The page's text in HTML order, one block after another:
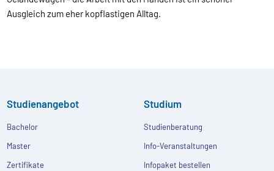
Ausgleich zum eher kopflastigen Alltag.
Studienangebot
Bachelor
Master
Zertifikate
Studium
Studienberatung
Info-Veranstaltungen
Infopaket bestellen